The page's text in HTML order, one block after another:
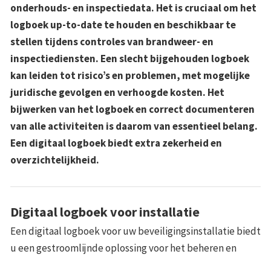
onderhouds- en inspectiedata. Het is cruciaal om het
logboek up-to-date te houden en beschikbaar te
stellen tijdens controles van brandweer- en
inspectiediensten. Een slecht bijgehouden logboek
kan leiden tot risico’s en problemen, met mogelijke
juridische gevolgen en verhoogde kosten. Het
bijwerken van het logboek en correct documenteren
van alle activiteiten is daarom van essentieel belang.
Een digitaal logboek biedt extra zekerheid en
overzichtelijkheid.
Digitaal logboek voor installatie
Een digitaal logboek voor uw beveiligingsinstallatie biedt
u een gestroomlijnde oplossing voor het beheren en